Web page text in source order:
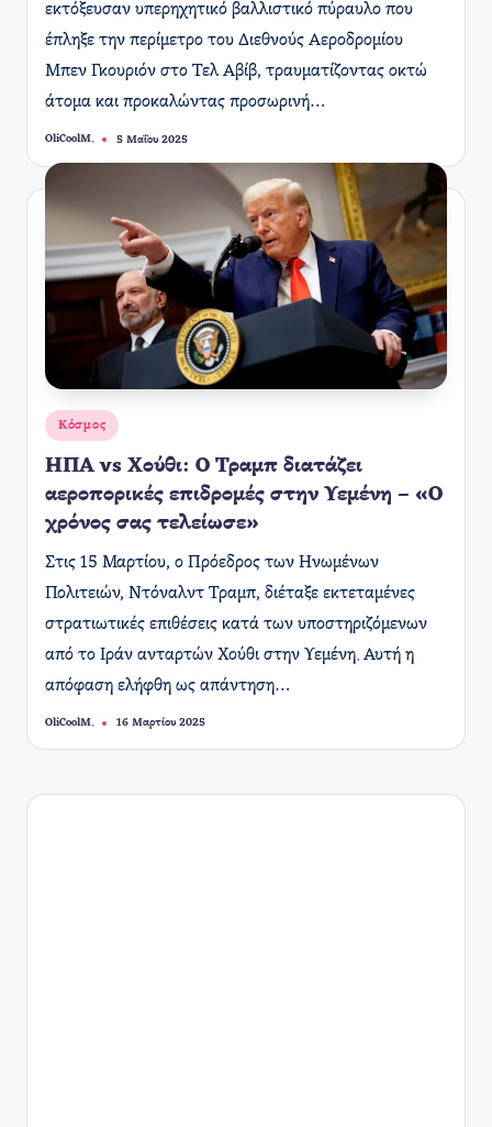
εκτόξευσαν υπερηχητικό βαλλιστικό πύραυλο που
έπληξε την περίμετρο του Διεθνούς Αεροδρομίου
Μπεν Γκουριόν στο Τελ Αβίβ, τραυματίζοντας οκτώ
άτομα και προκαλώντας προσωρινή…
Συγγραφέας:
OliCoolM. 5 Μαΐου 2025
Αναρτήθηκε
Κόσμος
ΗΠΑ vs Χούθι: Ο Τραμπ διατάζει
αεροπορικές επιδρομές στην Υεμένη – «Ο
χρόνος σας τελείωσε»
​Στις 15 Μαρτίου, ο Πρόεδρος των Ηνωμένων
Πολιτειών, Ντόναλντ Τραμπ, διέταξε εκτεταμένες
στρατιωτικές επιθέσεις κατά των υποστηριζόμενων
από το Ιράν ανταρτών Χούθι στην Υεμένη. Αυτή η
απόφαση ελήφθη ως απάντηση…
Συγγραφέας:
OliCoolM. 16 Μαρτίου 2025